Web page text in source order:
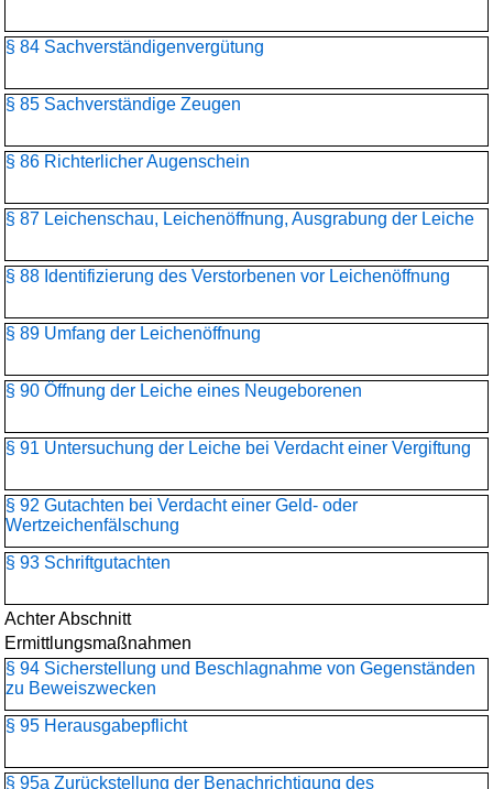
§ 84 Sachverständigenvergütung
§ 85 Sachverständige Zeugen
§ 86 Richterlicher Augenschein
§ 87 Leichenschau, Leichenöffnung, Ausgrabung der Leiche
§ 88 Identifizierung des Verstorbenen vor Leichenöffnung
§ 89 Umfang der Leichenöffnung
§ 90 Öffnung der Leiche eines Neugeborenen
§ 91 Untersuchung der Leiche bei Verdacht einer Vergiftung
§ 92 Gutachten bei Verdacht einer Geld- oder
Wertzeichenfälschung
§ 93 Schriftgutachten
Achter Abschnitt
Ermittlungsmaßnahmen
§ 94 Sicherstellung und Beschlagnahme von Gegenständen
zu Beweiszwecken
§ 95 Herausgabepflicht
§ 95a Zurückstellung der Benachrichtigung des